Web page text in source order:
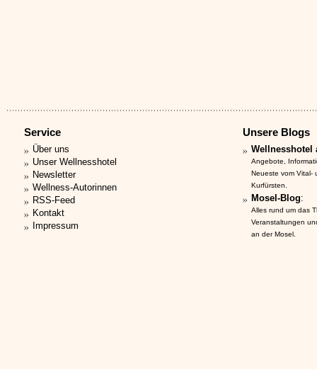
Service
Über uns
Unser Wellnesshotel
Newsletter
Wellness-Autorinnen
RSS-Feed
Kontakt
Impressum
Unsere Blogs
Wellnesshotel
Angebote,
Neueste vom Vital-
Kurfürsten.
Mosel-Blog:
Alles rund um das
Veranstaltungen
an der Mosel.